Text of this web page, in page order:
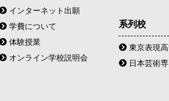
インターネット出願
学費について
体験授業
オンライン学校説明会
系列校
東京表現
日本芸術